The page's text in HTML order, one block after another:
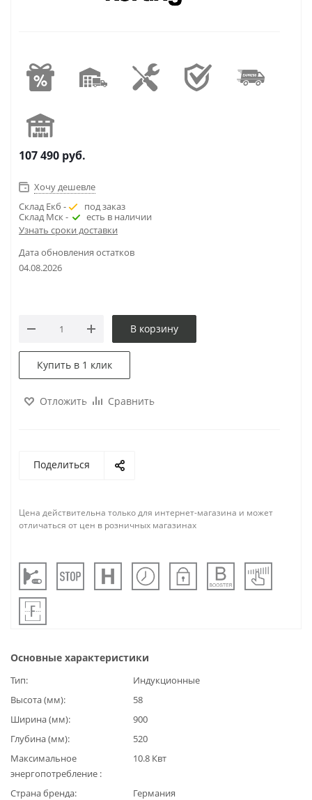
107 490 руб.
Хочу дешевле
Склад Екб -
под заказ
Склад Мск -
есть в наличии
Узнать сроки доставки
Дата обновления остатков
04.08.2026
В корзину
Купить в 1 клик
Отложить Сравнить
Поделиться
Цена действительна только для интернет-магазина и может
отличаться от цен в розничных магазинах
Основные характеристики
Тип
Индукционные
Высота (мм)
58
Ширина (мм)
900
Глубина (мм)
520
Максимальное
энергопотребление
10.8 Квт
Страна бренда
Германия